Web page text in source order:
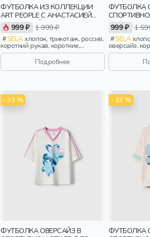
ФУТБОЛКА ИЗ КОЛЛЕКЦИИ
ART PEOPLE С АНАСТАСИЕЙ
РЫБАКОВОЙ
999 ₽ 1 999 ₽
SELAхлопок, трикотаж, россия,
короткий рукав, короткие,
прилегающие, принт, вышивка,
вырез, круглый вырез, девочки,
старшеклассники, дети
Подробнее
ФУТБОЛКА
ДЕВОЧЕК
999 ₽ 1
SELAхлопок, трикотаж, россия,
оверсайз,
прямые,
воротник,
- 33 %
ФУТБОЛКА ОВЕРСАЙЗ В
- 33 %
ФУТБОЛКА